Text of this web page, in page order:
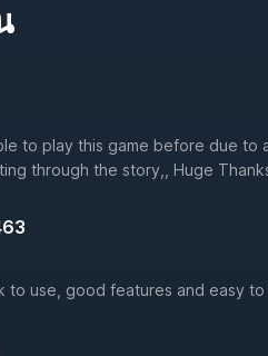
to play this game before due to
through the story,, Huge
to use, good features and easy